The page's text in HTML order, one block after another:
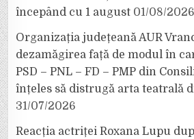
începând cu 1 august 01/08/2026
Organizația județeană AUR
dezamăgirea față de modul în
PSD – PNL – FD – PMP din
înțeles să distrugă arta teatrală
31/07/2026
Reacția actriței Roxana Lupu